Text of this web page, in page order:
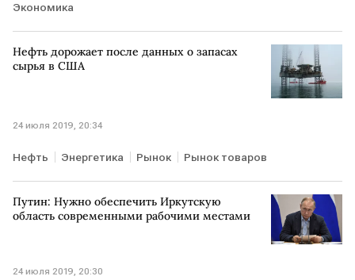
Экономика
Нефть дорожает после данных о запасах
сырья в США
24 июля 2019, 20:34
Нефть Энергетика Рынок Рынок товаров
Путин: Нужно обеспечить Иркутскую
область современными рабочими местами
24 июля 2019, 20:30